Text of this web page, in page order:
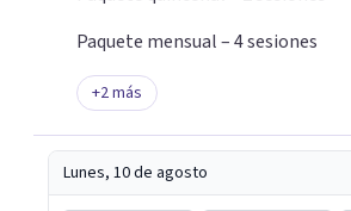
Paquete mensual – 4 sesiones
+2más
Lunes, 10 de agosto